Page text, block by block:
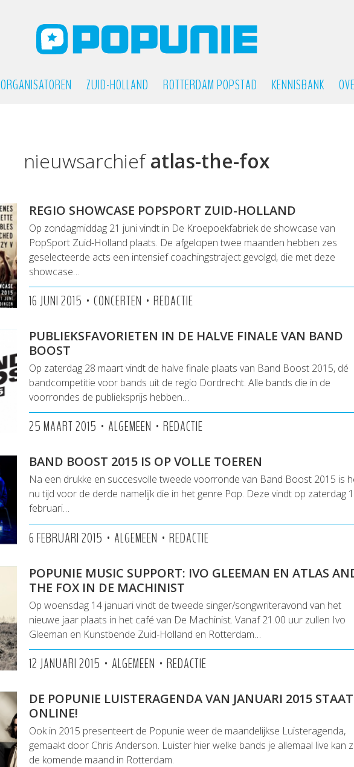
ORGANISATOREN ZUID-HOLLAND ROTTERDAM POPSTAD KENNISBANK
nieuwsarchiefatlas-the-fox
REGIO SHOWCASE POPSPORT ZUID-HOLLAND
Op zondagmiddag 21 juni vindt in De Kroepoekfabriek de showcase van
PopSport Zuid-Holland plaats. De afgelopen twee maanden hebben zes
geselecteerde acts een intensief coachingstraject gevolgd, die met deze
showcase…
16 JUNI 2015 • CONCERTEN • REDACTIE
PUBLIEKSFAVORIETEN IN DE HALVE FINALE VAN BAND
BOOST
Op zaterdag 28 maart vindt de halve finale plaats van Band Boost 2015, dé
bandcompetitie voor bands uit de regio Dordrecht. Alle bands die in de
voorrondes de publieksprijs hebben…
25 MAART 2015 • ALGEMEEN • REDACTIE
BAND BOOST 2015 IS OP VOLLE TOEREN
Na een drukke en succesvolle tweede voorronde van Band Boost 2015 is
nu tijd voor de derde namelijk die in het genre Pop. Deze vindt op zaterdag
februari…
6 FEBRUARI 2015 • ALGEMEEN • REDACTIE
POPUNIE MUSIC SUPPORT: IVO GLEEMAN EN ATLAS
THE FOX IN DE MACHINIST
Op woensdag 14 januari vindt de tweede singer/songwriteravond van het
nieuwe jaar plaats in het café van De Machinist. Vanaf 21.00 uur zullen Ivo
Gleeman en Kunstbende Zuid-Holland en Rotterdam…
12 JANUARI 2015 • ALGEMEEN • REDACTIE
DE POPUNIE LUISTERAGENDA VAN JANUARI 2015 STAAT
ONLINE!
Ook in 2015 presenteert de Popunie weer de maandelijkse Luisteragenda,
gemaakt door Chris Anderson. Luister hier welke bands je allemaal live kan
de komende maand in Rotterdam.